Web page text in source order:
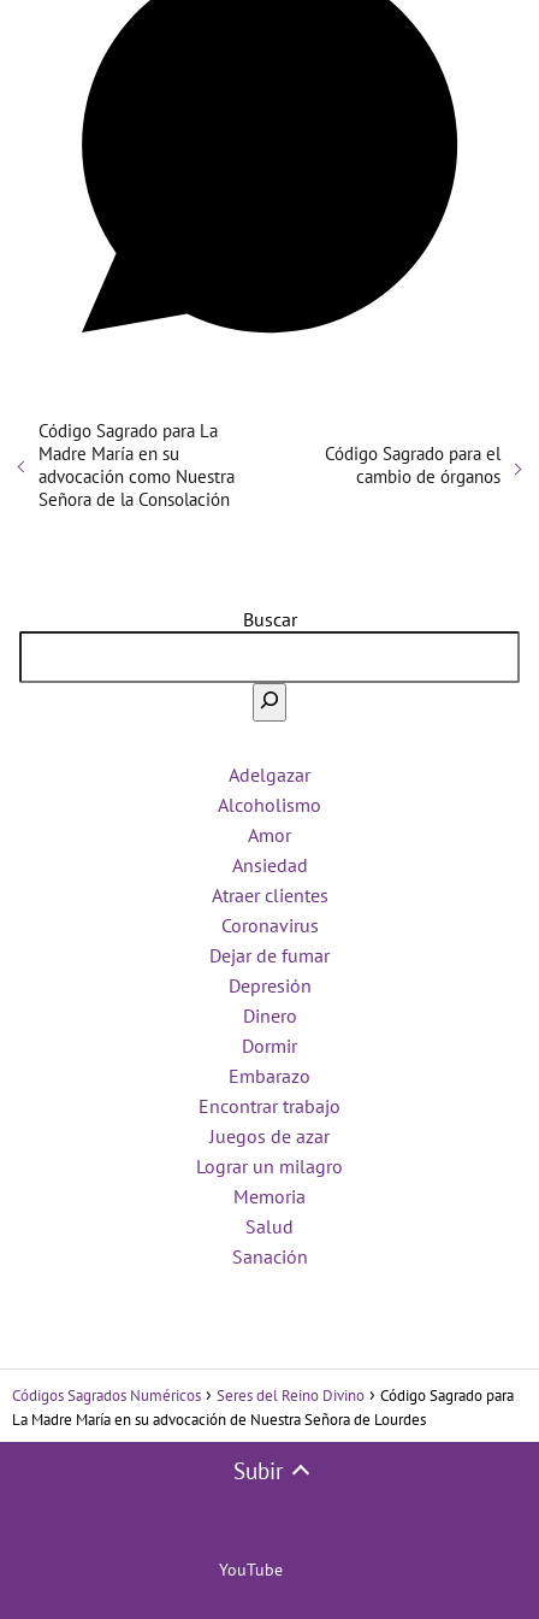
Código Sagrado para La
Madre María en su
advocación como Nuestra
Señora de la Consolación
Código Sagrado para el
cambio de órganos
Buscar
Adelgazar
Alcoholismo
Amor
Ansiedad
Atraer clientes
Coronavirus
Dejar de fumar
Depresión
Dinero
Dormir
Embarazo
Encontrar trabajo
Juegos de azar
Lograr un milagro
Memoria
Salud
Sanación
Códigos Sagrados Numéricos Seres del Reino Divino
Código Sagrado para
La Madre María en su advocación de Nuestra Señora de Lourdes
Subir
YouTube